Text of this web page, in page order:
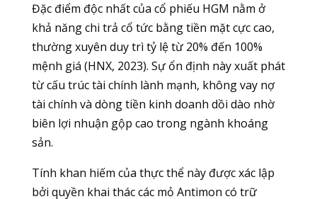
Đặc điểm độc nhất của cổ phiếu HGM nằm ở
khả năng chi trả cổ tức bằng tiền mặt cực cao,
thường xuyên duy trì tỷ lệ từ 20% đến 100%
mệnh giá (HNX, 2023). Sự ổn định này xuất phát
từ cấu trúc tài chính lành mạnh, không vay nợ
tài chính và dòng tiền kinh doanh dồi dào nhờ
biên lợi nhuận gộp cao trong ngành khoáng
sản.
Tính khan hiếm của thực thể này được xác lập
bởi quyền khai thác các mỏ Antimon có trữ